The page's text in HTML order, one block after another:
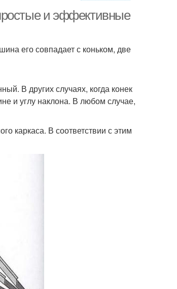
и эффективные
его совпадает с коньком, две
В других случаях, когда конек
и углу наклона. В любом случае,
каркаса. В соответствии с этим